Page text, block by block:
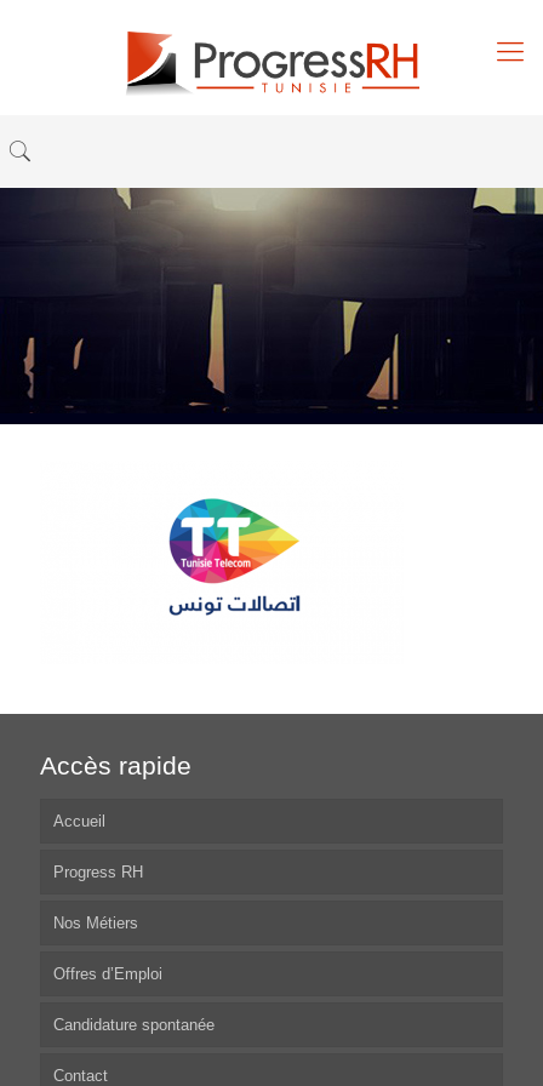
Accès rapide
Accueil
Progress RH
Nos Métiers
Offres d’Emploi
Candidature spontanée
Contact